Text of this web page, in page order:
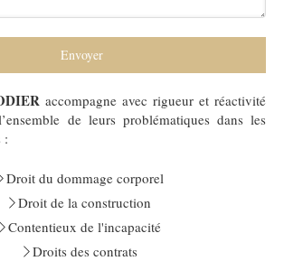
Envoyer
accompagne avec rigueur et réactivité
de leurs problématiques dans les
:
Droit du dommage corporel
Droit de la construction
Contentieux de l'incapacité
Droits des contrats